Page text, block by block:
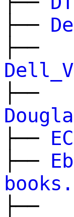
├──
├──
├──
├──
├──
├──